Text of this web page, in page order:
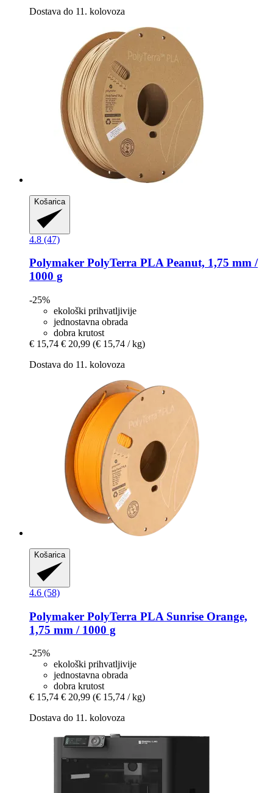
Dostava do 11. kolovoza
Košarica
4.8 (47)
Polymaker PolyTerra PLA Peanut, 1,75 mm /
1000 g
-25%
ekološki prihvatljivije
jednostavna obrada
dobra krutost
€ 15,74 € 20,99 (€ 15,74 / kg)
Dostava do 11. kolovoza
Košarica
4.6 (58)
Polymaker PolyTerra PLA Sunrise Orange,
1,75 mm / 1000 g
-25%
ekološki prihvatljivije
jednostavna obrada
dobra krutost
€ 15,74 € 20,99 (€ 15,74 / kg)
Dostava do 11. kolovoza